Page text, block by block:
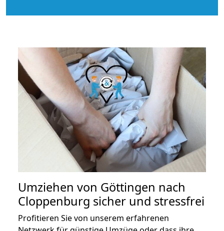
Umziehen von Göttingen nach
Cloppenburg sicher und stressfrei
Profitieren Sie von unserem erfahrenen